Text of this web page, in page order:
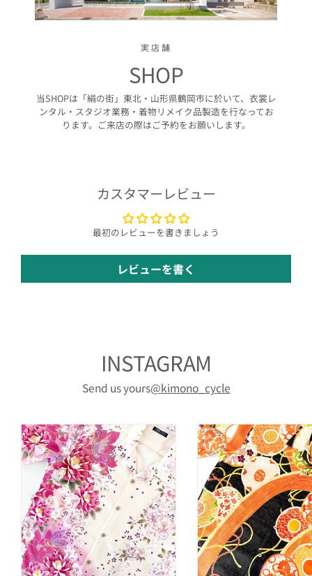
実店舗
SHOP
当SHOPは「絹の街」東北・山形県鶴岡市に於いて、衣裳レ
ンタル・スタジオ業務・着物リメイク品製造を行なってお
ります。ご来店の際はご予約をお願いします。
カスタマーレビュー
最初のレビューを書きましょう
レビューを書く
INSTAGRAM
Send us yours@kimono_cycle